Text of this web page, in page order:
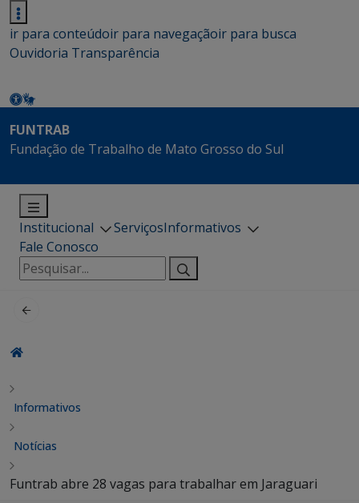
ir para conteúdoir para navegaçãoir para busca
Ouvidoria Transparência
FUNTRAB
Fundação de Trabalho de Mato Grosso do Sul
Institucional ServiçosInformativos
Fale Conosco
Pesquisar
por:
Informativos
Notícias
Funtrab abre 28 vagas para trabalhar em Jaraguari